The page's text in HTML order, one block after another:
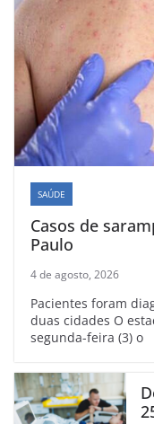
SAÚDE
Casos de
Paulo
4 de agosto, 2026
Pacientes foram
duas cidades O
segunda-feira (3) o